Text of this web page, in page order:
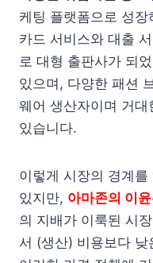
케팅 플랫폼으로 성
카드 서비스와 대출
로 대형 출판사가 되
있으며, 다양한 패션
웨어 생산자이며 거
있습니다.
이렇게 시장의 경계
있지만, 아마존의 이
의 지배가 이룩된 시
서 (생산) 비용보다